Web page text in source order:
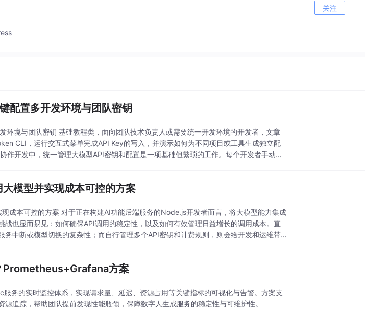
关注
配置多开发环境与团队密钥
环境与团队密钥 基础教程类，面向团队技术负责人或需要统一开发环境的开发者，文章
CLI，运行交互式菜单完成API Key的写入，并演示如何为不同项目或工具生成独立配
作开发中，统一管理大模型API密钥和配置是一项基础但繁琐的工作。每个开发者手动配
模型并实现成本可控的方案
成本可控的方案 对于正在构建AI功能后端服务的Node.js开发者而言，将大模型能力集成
战也显而易见：如何确保API调用的稳定性，以及如何有效管理日益增长的调用成本。直
务中断或模型切换的复杂性；而自行管理多个API密钥和计费规则，则会给开发和运维带
Prometheus+Grafana方案
务的实时监控体系，实现请求量、延迟、资源占用等关键指标的可视化与告警。方案支
追踪，帮助团队提前发现性能瓶颈，保障数字人生成服务的稳定性与可维护性。